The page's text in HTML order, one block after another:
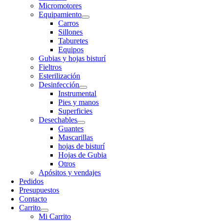
Micromotores
Equipamiento
Carros
Sillones
Taburetes
Equipos
Gubias y hojas bisturí
Fieltros
Esterilización
Desinfección
Instrumental
Pies y manos
Superficies
Desechables
Guantes
Mascarillas
hojas de bisturí
Hojas de Gubia
Otros
Apósitos y vendajes
Pedidos
Presupuestos
Contacto
Carrito
Mi Carrito